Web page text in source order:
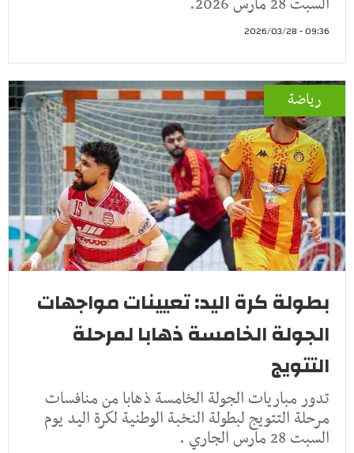
09:36 - 2026/03/28
رياضة
بطولة كرة اليد: تعيينات مواجهات
الجولة الخامسة ذهابا لمرحلة
التتويج
تدور مباريات الجولة الخامسة ذهابا من منافسات
مرحلة التتويج لبطولة النخبة الوطنية لكرة اليد يوم
السبت 28 مارس الجاري .